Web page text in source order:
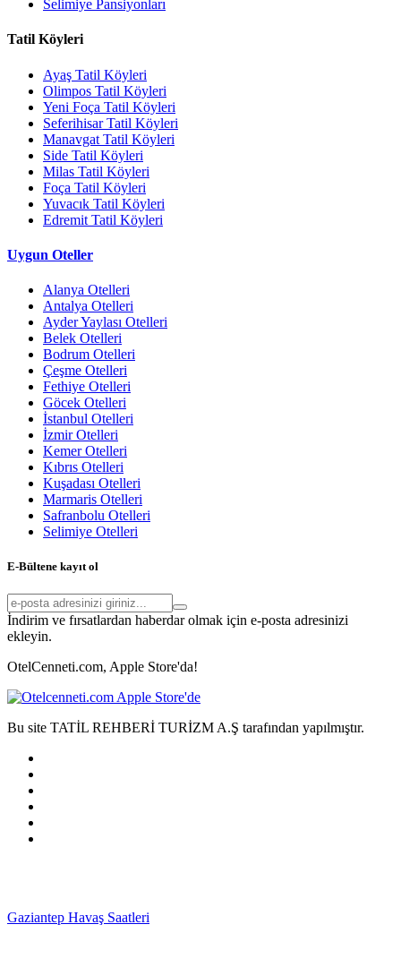
Selimiye Pansiyonları
Tatil Köyleri
Ayaş Tatil Köyleri
Olimpos Tatil Köyleri
Yeni Foça Tatil Köyleri
Seferihisar Tatil Köyleri
Manavgat Tatil Köyleri
Side Tatil Köyleri
Milas Tatil Köyleri
Foça Tatil Köyleri
Yuvacık Tatil Köyleri
Edremit Tatil Köyleri
Uygun Oteller
Alanya Otelleri
Antalya Otelleri
Ayder Yaylası Otelleri
Belek Otelleri
Bodrum Otelleri
Çeşme Otelleri
Fethiye Otelleri
Göcek Otelleri
İstanbul Otelleri
İzmir Otelleri
Kemer Otelleri
Kıbrıs Otelleri
Kuşadası Otelleri
Marmaris Otelleri
Safranbolu Otelleri
Selimiye Otelleri
E-Bültene kayıt ol
İndirim ve fırsatlardan haberdar olmak için e-posta adresinizi
ekleyin.
OtelCenneti.com, Apple Store'da!
Bu site TATİL REHBERİ TURİZM A.Ş tarafından yapılmıştır.
Gaziantep Havaş Saatleri